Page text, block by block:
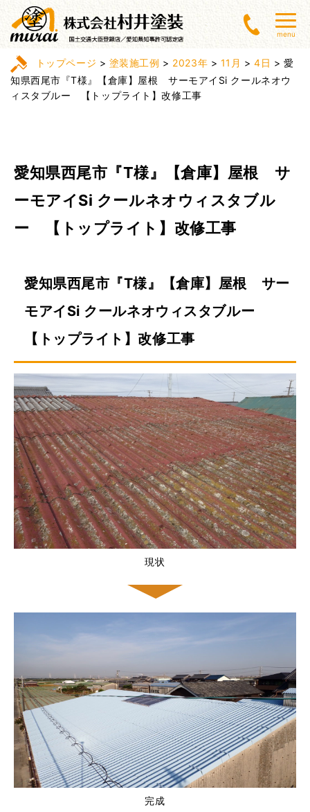
menu
トップページ > 塗装施工例 > 2023年 > 11月 >4日 > 愛
知県西尾市『T様』【倉庫】屋根 サーモアイSi クールネオウ
ィスタブルー 【トップライト】改修工事
愛知県西尾市『T様』【倉庫】屋根 サ
ーモアイSi クールネオウィスタブル
ー 【トップライト】改修工事
愛知県西尾市『T様』【倉庫】屋根 サー
モアイSi クールネオウィスタブルー
【トップライト】改修工事
現状
完成